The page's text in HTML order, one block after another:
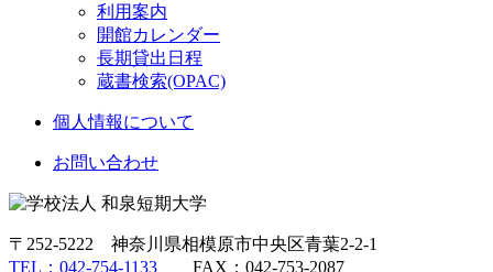
利用案内
開館カレンダー
長期貸出日程
蔵書検索(OPAC)
個人情報について
お問い合わせ
〒252-5222 神奈川県相模原市中央区青葉2-2-1
TEL：042-754-1133 FAX：042-753-2087